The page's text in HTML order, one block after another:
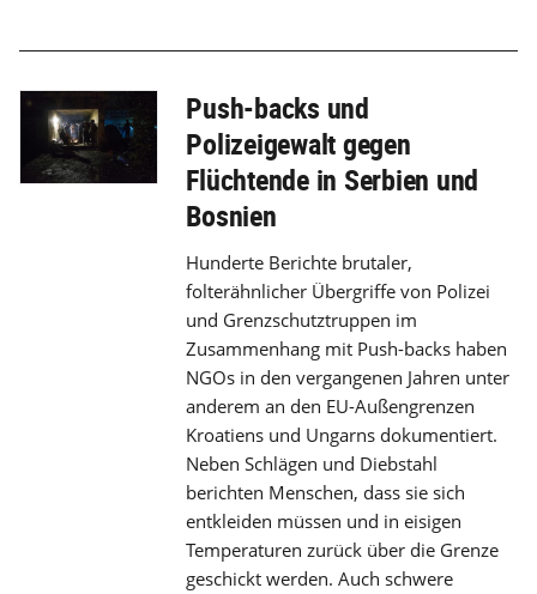
Push-backs und
Polizeigewalt gegen
Flüchtende in Serbien und
Bosnien
Hunderte Berichte brutaler,
folterähnlicher Übergriffe von Polizei
und Grenzschutztruppen im
Zusammenhang mit Push-backs haben
NGOs in den vergangenen Jahren unter
anderem an den EU-Außengrenzen
Kroatiens und Ungarns dokumentiert.
Neben Schlägen und Diebstahl
berichten Menschen, dass sie sich
entkleiden müssen und in eisigen
Temperaturen zurück über die Grenze
geschickt werden. Auch schwere